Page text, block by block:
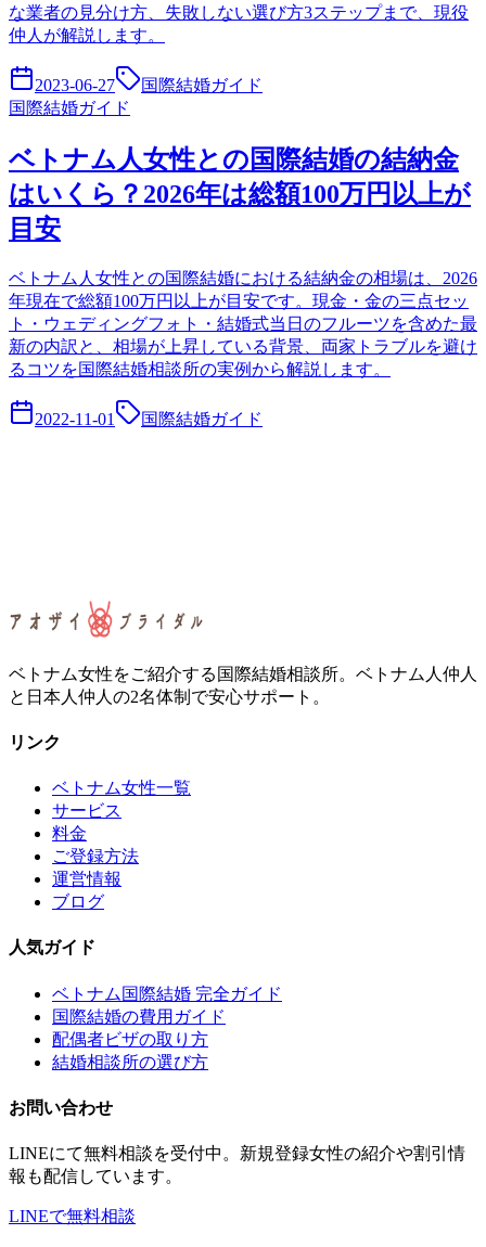
な業者の見分け方、失敗しない選び方3ステップまで、現役
仲人が解説します。
2023-06-27
国際結婚ガイド
国際結婚ガイド
ベトナム人女性との国際結婚の結納金
はいくら？2026年は総額100万円以上が
目安
ベトナム人女性との国際結婚における結納金の相場は、2026
年現在で総額100万円以上が目安です。現金・金の三点セッ
ト・ウェディングフォト・結婚式当日のフルーツを含めた最
新の内訳と、相場が上昇している背景、両家トラブルを避け
るコツを国際結婚相談所の実例から解説します。
2022-11-01 国際結婚ガイド
ベトナム女性をご紹介する国際結婚相談所。ベトナム人仲人
と日本人仲人の2名体制で安心サポート。
リンク
ベトナム女性一覧
サービス
料金
ご登録方法
運営情報
ブログ
人気ガイド
ベトナム国際結婚 完全ガイド
国際結婚の費用ガイド
配偶者ビザの取り方
結婚相談所の選び方
お問い合わせ
LINEにて無料相談を受付中。新規登録女性の紹介や割引情
報も配信しています。
LINEで無料相談